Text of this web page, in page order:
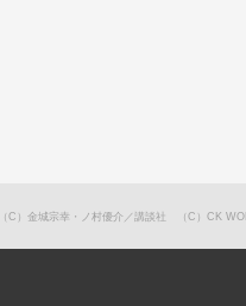
（C）金城宗幸・ノ村優介／講談社 （C）CK